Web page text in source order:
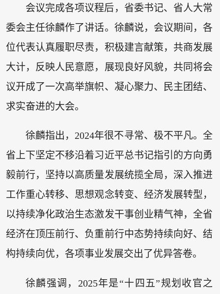
会议完成各项议程后，省委书记、省人大常
委会主任徐麟作了讲话。徐麟说，会议期间，各
位代表认真履职尽责，积极建言献策，共商发展
大计，反映人民意愿，展现良好风貌，共同将会
议开成了一次高举旗帜、凝心聚力、民主团结、
求实奋进的大会。
徐麟指出，2024年很不寻常、极不平凡。全
省上下坚定不移沿着习近平总书记指引的方向勇
毅前行，坚持以高质量发展统揽全局，深入推进
工作重心转移、思想观念转变、经济发展转型，
以持续净化政治生态激发干事创业精气神，全省
经济在顶压前行、负重前行中态势持续向好、结
构持续向优，各项事业发展交出了优异答卷。
徐麟强调，2025年是“十四五”规划收官之